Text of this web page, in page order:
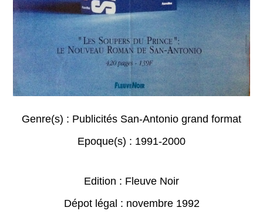
Genre(s) : Publicités San-Antonio grand format
Epoque(s) : 1991-2000
Edition : Fleuve Noir
Dépot légal : novembre 1992